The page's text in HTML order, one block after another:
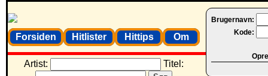
Brugernavn:
Kode:
Forsiden Hitlister Hittips Om
Artist: Titel: